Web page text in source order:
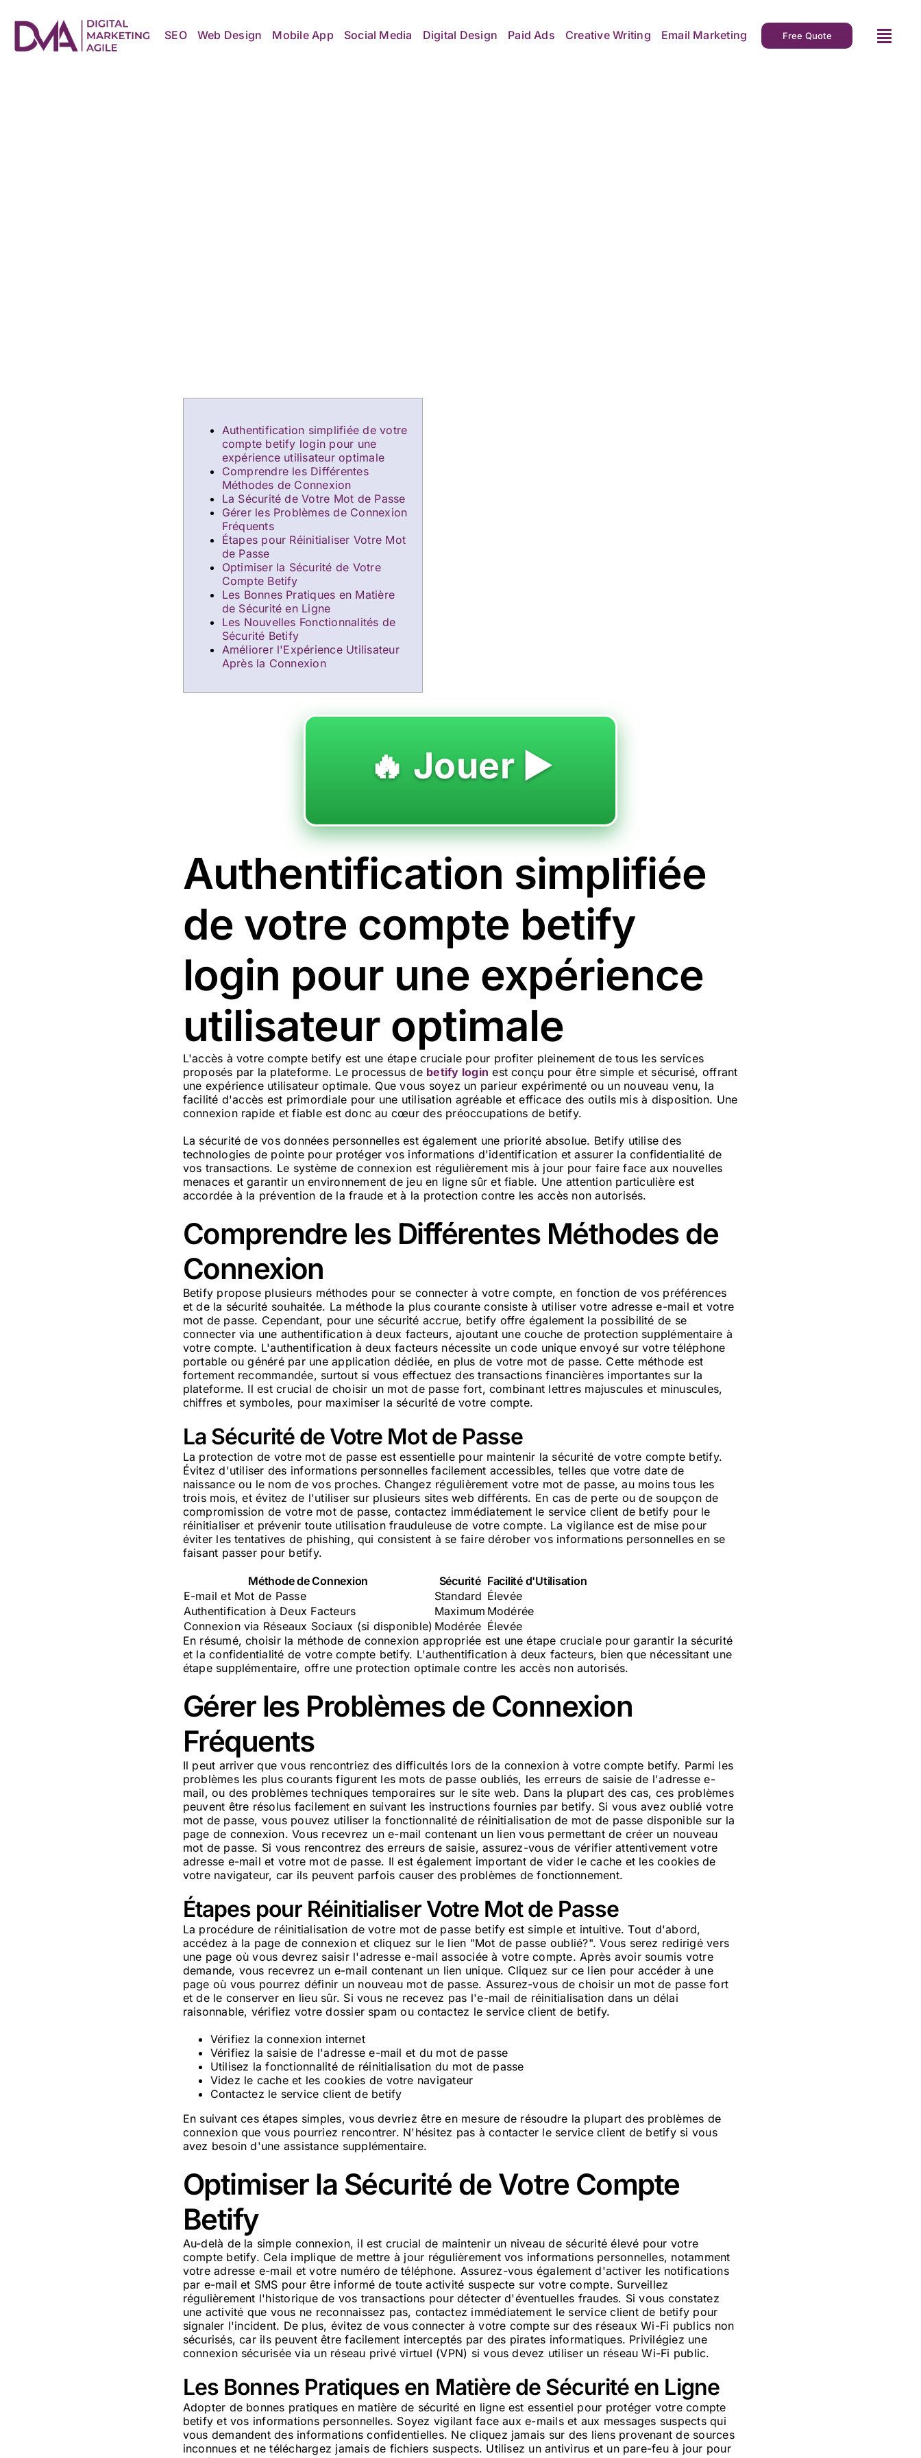
content
SEO Web Design Mobile App Social Media Digital Design Paid Ads Creative Writing Email Marketing Free Quote
Authentification simplifiée de votre
compte betify login pour une
expérience utilisateur optimale
Comprendre les Différentes
Méthodes de Connexion
La Sécurité de Votre Mot de Passe
Gérer les Problèmes de Connexion
Fréquents
Étapes pour Réinitialiser Votre Mot
de Passe
Optimiser la Sécurité de Votre
Compte Betify
Les Bonnes Pratiques en Matière
de Sécurité en Ligne
Les Nouvelles Fonctionnalités de
Sécurité Betify
Améliorer l'Expérience Utilisateur
Après la Connexion
🔥 Jouer ▶️
Authentification simplifiée
de votre compte betify
login pour une expérience
utilisateur optimale
L'accès à votre compte betify est une étape cruciale pour profiter pleinement de tous les services
proposés par la plateforme. Le processus de betify login est conçu pour être simple et sécurisé, offrant
une expérience utilisateur optimale. Que vous soyez un parieur expérimenté ou un nouveau venu, la
facilité d'accès est primordiale pour une utilisation agréable et efficace des outils mis à disposition. Une
connexion rapide et fiable est donc au cœur des préoccupations de betify.
La sécurité de vos données personnelles est également une priorité absolue. Betify utilise des
technologies de pointe pour protéger vos informations d'identification et assurer la confidentialité de
vos transactions. Le système de connexion est régulièrement mis à jour pour faire face aux nouvelles
menaces et garantir un environnement de jeu en ligne sûr et fiable. Une attention particulière est
accordée à la prévention de la fraude et à la protection contre les accès non autorisés.
Comprendre les Différentes Méthodes de
Connexion
Betify propose plusieurs méthodes pour se connecter à votre compte, en fonction de vos préférences
et de la sécurité souhaitée. La méthode la plus courante consiste à utiliser votre adresse e-mail et votre
mot de passe. Cependant, pour une sécurité accrue, betify offre également la possibilité de se
connecter via une authentification à deux facteurs, ajoutant une couche de protection supplémentaire à
votre compte. L'authentification à deux facteurs nécessite un code unique envoyé sur votre téléphone
portable ou généré par une application dédiée, en plus de votre mot de passe. Cette méthode est
fortement recommandée, surtout si vous effectuez des transactions financières importantes sur la
plateforme. Il est crucial de choisir un mot de passe fort, combinant lettres majuscules et minuscules,
chiffres et symboles, pour maximiser la sécurité de votre compte.
La Sécurité de Votre Mot de Passe
La protection de votre mot de passe est essentielle pour maintenir la sécurité de votre compte betify.
Évitez d'utiliser des informations personnelles facilement accessibles, telles que votre date de
naissance ou le nom de vos proches. Changez régulièrement votre mot de passe, au moins tous les
trois mois, et évitez de l'utiliser sur plusieurs sites web différents. En cas de perte ou de soupçon de
compromission de votre mot de passe, contactez immédiatement le service client de betify pour le
réinitialiser et prévenir toute utilisation frauduleuse de votre compte. La vigilance est de mise pour
éviter les tentatives de phishing, qui consistent à se faire dérober vos informations personnelles en se
faisant passer pour betify.
Méthode de Connexion Sécurité Facilité d'Utilisation
E-mail et Mot de Passe
Standard Élevée
Authentification à Deux Facteurs
Maximum Modérée
Connexion via Réseaux Sociaux (si disponible) Modérée Élevée
En résumé, choisir la méthode de connexion appropriée est une étape cruciale pour garantir la sécurité
et la confidentialité de votre compte betify. L'authentification à deux facteurs, bien que nécessitant une
étape supplémentaire, offre une protection optimale contre les accès non autorisés.
Gérer les Problèmes de Connexion
Fréquents
Il peut arriver que vous rencontriez des difficultés lors de la connexion à votre compte betify. Parmi les
problèmes les plus courants figurent les mots de passe oubliés, les erreurs de saisie de l'adresse e-
mail, ou des problèmes techniques temporaires sur le site web. Dans la plupart des cas, ces problèmes
peuvent être résolus facilement en suivant les instructions fournies par betify. Si vous avez oublié votre
mot de passe, vous pouvez utiliser la fonctionnalité de réinitialisation de mot de passe disponible sur la
page de connexion. Vous recevrez un e-mail contenant un lien vous permettant de créer un nouveau
mot de passe. Si vous rencontrez des erreurs de saisie, assurez-vous de vérifier attentivement votre
adresse e-mail et votre mot de passe. Il est également important de vider le cache et les cookies de
votre navigateur, car ils peuvent parfois causer des problèmes de fonctionnement.
Étapes pour Réinitialiser Votre Mot de Passe
La procédure de réinitialisation de votre mot de passe betify est simple et intuitive. Tout d'abord,
accédez à la page de connexion et cliquez sur le lien "Mot de passe oublié?". Vous serez redirigé vers
une page où vous devrez saisir l'adresse e-mail associée à votre compte. Après avoir soumis votre
demande, vous recevrez un e-mail contenant un lien unique. Cliquez sur ce lien pour accéder à une
page où vous pourrez définir un nouveau mot de passe. Assurez-vous de choisir un mot de passe fort
et de le conserver en lieu sûr. Si vous ne recevez pas l'e-mail de réinitialisation dans un délai
raisonnable, vérifiez votre dossier spam ou contactez le service client de betify.
Vérifiez la connexion internet
Vérifiez la saisie de l'adresse e-mail et du mot de passe
Utilisez la fonctionnalité de réinitialisation du mot de passe
Videz le cache et les cookies de votre navigateur
Contactez le service client de betify
En suivant ces étapes simples, vous devriez être en mesure de résoudre la plupart des problèmes de
connexion que vous pourriez rencontrer. N'hésitez pas à contacter le service client de betify si vous
avez besoin d'une assistance supplémentaire.
Optimiser la Sécurité de Votre Compte
Betify
Au-delà de la simple connexion, il est crucial de maintenir un niveau de sécurité élevé pour votre
compte betify. Cela implique de mettre à jour régulièrement vos informations personnelles, notamment
votre adresse e-mail et votre numéro de téléphone. Assurez-vous également d'activer les notifications
par e-mail et SMS pour être informé de toute activité suspecte sur votre compte. Surveillez
régulièrement l'historique de vos transactions pour détecter d'éventuelles fraudes. Si vous constatez
une activité que vous ne reconnaissez pas, contactez immédiatement le service client de betify pour
signaler l'incident. De plus, évitez de vous connecter à votre compte sur des réseaux Wi-Fi publics non
sécurisés, car ils peuvent être facilement interceptés par des pirates informatiques. Privilégiez une
connexion sécurisée via un réseau privé virtuel (VPN) si vous devez utiliser un réseau Wi-Fi public.
Les Bonnes Pratiques en Matière de Sécurité en Ligne
Adopter de bonnes pratiques en matière de sécurité en ligne est essentiel pour protéger votre compte
betify et vos informations personnelles. Soyez vigilant face aux e-mails et aux messages suspects qui
vous demandent des informations confidentielles. Ne cliquez jamais sur des liens provenant de sources
inconnues et ne téléchargez jamais de fichiers suspects. Utilisez un antivirus et un pare-feu à jour pour